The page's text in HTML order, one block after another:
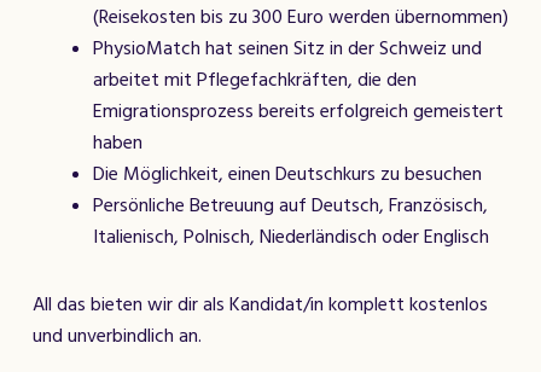
(Reisekosten bis zu 300 Euro werden übernommen)
PhysioMatch hat seinen Sitz in der Schweiz und
arbeitet mit Pflegefachkräften, die den
Emigrationsprozess bereits erfolgreich gemeistert
haben
Die Möglichkeit, einen Deutschkurs zu besuchen
Persönliche Betreuung auf Deutsch, Französisch,
Italienisch, Polnisch, Niederländisch oder Englisch
All das bieten wir dir als Kandidat/in komplett kostenlos
und unverbindlich an.